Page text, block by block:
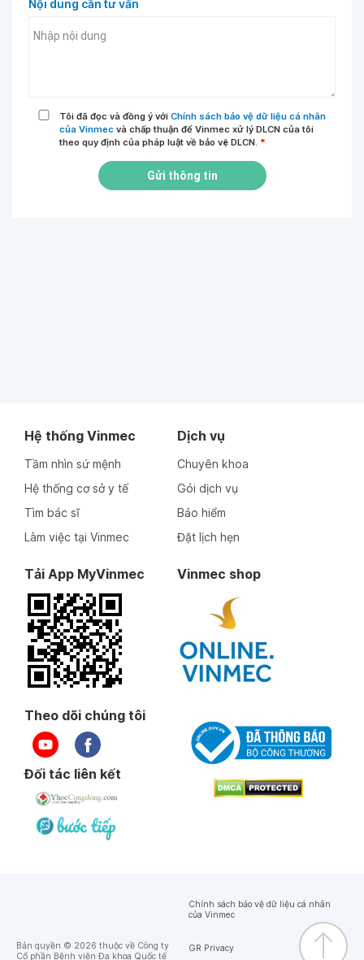
Nội dung cần tư vấn
Tôi đã đọc và đồng ý với Chính sách bảo vệ dữ liệu cá nhân
của Vinmec và chấp thuận để Vinmec xử lý DLCN của tôi
theo quy định của pháp luật về bảo vệ DLCN. *
Gửi thông tin
Hệ thống Vinmec
Tầm nhìn sứ mệnh
Hệ thống cơ sở y tế
Tìm bác sĩ
Làm việc tại Vinmec
Dịch vụ
Chuyên khoa
Gói dịch vụ
Bảo hiểm
Đặt lịch hẹn
Tải App MyVinmec Vinmec shop
Theo dõi chúng tôi
Đối tác liên kết
Bản quyền © 2026 thuộc về Công ty
Cổ phần Bệnh viện Đa khoa Quốc tế
Chính sách bảo vệ dữ liệu cá nhân
của Vinmec
GR Privacy